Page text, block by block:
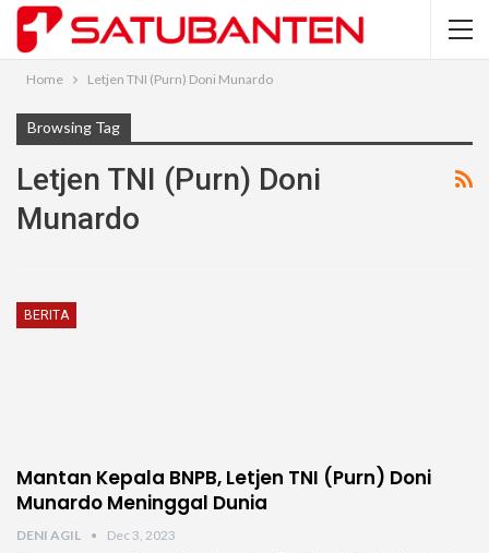
Home Letjen TNI (Purn) Doni Munardo
Browsing Tag
Letjen TNI (Purn) Doni
Munardo
BERITA
Mantan Kepala BNPB, Letjen TNI (Purn) Doni
Munardo Meninggal Dunia
DENI AGIL Dec 3, 2023